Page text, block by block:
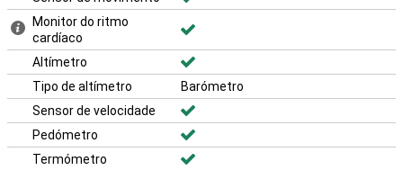
Monitor do ritmo
cardíaco
Altímetro
Tipo de altímetro
Barómetro
Sensor de velocidade
Pedómetro
Termómetro